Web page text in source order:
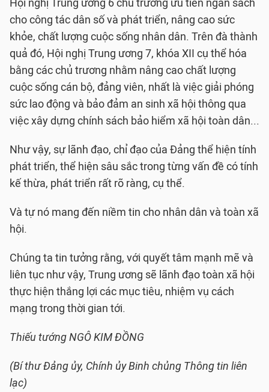
Hội nghị Trung ương 6 chủ trương ưu tiên ngân sách
cho công tác dân số và phát triển, nâng cao sức
khỏe, chất lượng cuộc sống nhân dân. Trên đà thành
quả đó, Hội nghị Trung ương 7, khóa XII cụ thể hóa
bằng các chủ trương nhằm nâng cao chất lượng
cuộc sống cán bộ, đảng viên, nhất là việc giải phóng
sức lao động và bảo đảm an sinh xã hội thông qua
việc xây dựng chính sách bảo hiểm xã hội toàn dân...
Như vậy, sự lãnh đạo, chỉ đạo của Đảng thể hiện tính
phát triển, thể hiện sâu sắc trong từng vấn đề có tính
kế thừa, phát triển rất rõ ràng, cụ thể.
Và tự nó mang đến niềm tin cho nhân dân và toàn xã
hội.
Chúng ta tin tưởng rằng, với quyết tâm mạnh mẽ và
liên tục như vậy, Trung ương sẽ lãnh đạo toàn xã hội
thực hiện thắng lợi các mục tiêu, nhiệm vụ cách
mạng trong thời gian tới.
Thiếu tướng NGÔ KIM ĐỒNG
(Bí thư Đảng ủy, Chính ủy Binh chủng Thông tin liên
lạc)